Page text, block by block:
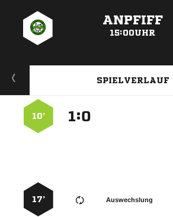
ANPFIFF
15:00UHR
SPIELVERLAUF
:
10’
Auswechslung
17’